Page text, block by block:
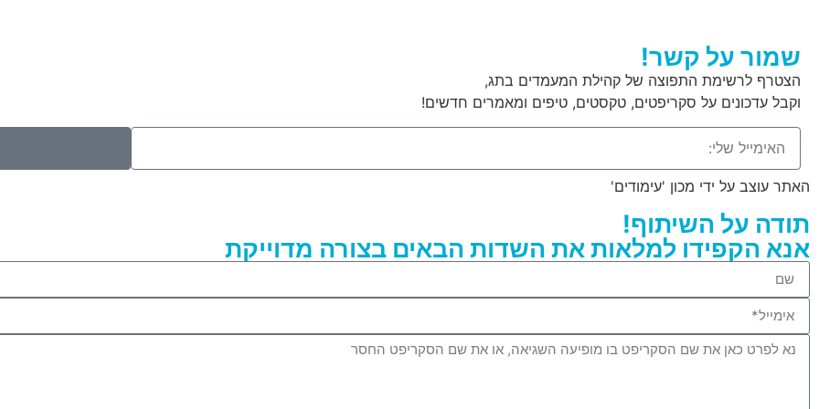
שמור על קשר!
הצטרף לרשימת התפוצה של קהילת המעמדים בתג,
וקבל עדכונים על סקריפטים, טקסטים, טיפים ומאמרים חדשים!
האתר עוצב על ידי מכון 'עימודים'
תודה על השיתוף!
אנא הקפידו למלאות את השדות הבאים בצורה מדוייקת